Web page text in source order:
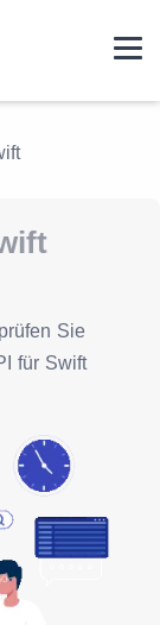
Sie
für Swift